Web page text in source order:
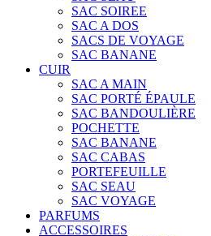
SAC SOIREE
SAC A DOS
SACS DE VOYAGE
SAC BANANE
CUIR
SAC A MAIN
SAC PORTÉ ÉPAULE
SAC BANDOULIÈRE
POCHETTE
SAC BANANE
SAC CABAS
PORTEFEUILLE
SAC SEAU
SAC VOYAGE
PARFUMS
ACCESSOIRES